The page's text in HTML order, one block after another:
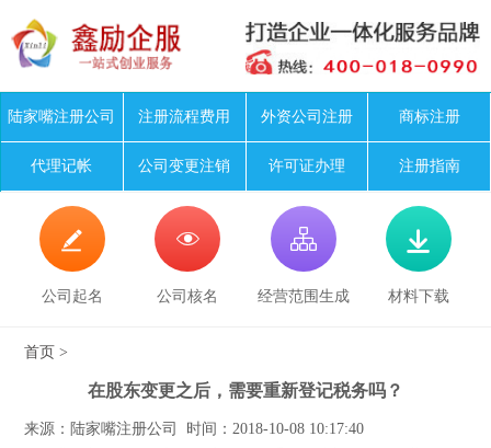
陆家嘴注册公司 注册流程费用 外资公司注册 商标注册
代理记帐 公司变更注销 许可证办理 注册指南

公司起名

公司核名

经营范围生成

材料下载
首页 >
在股东变更之后，需要重新登记税务吗？
来源：陆家嘴注册公司 时间：2018-10-08 10:17:40